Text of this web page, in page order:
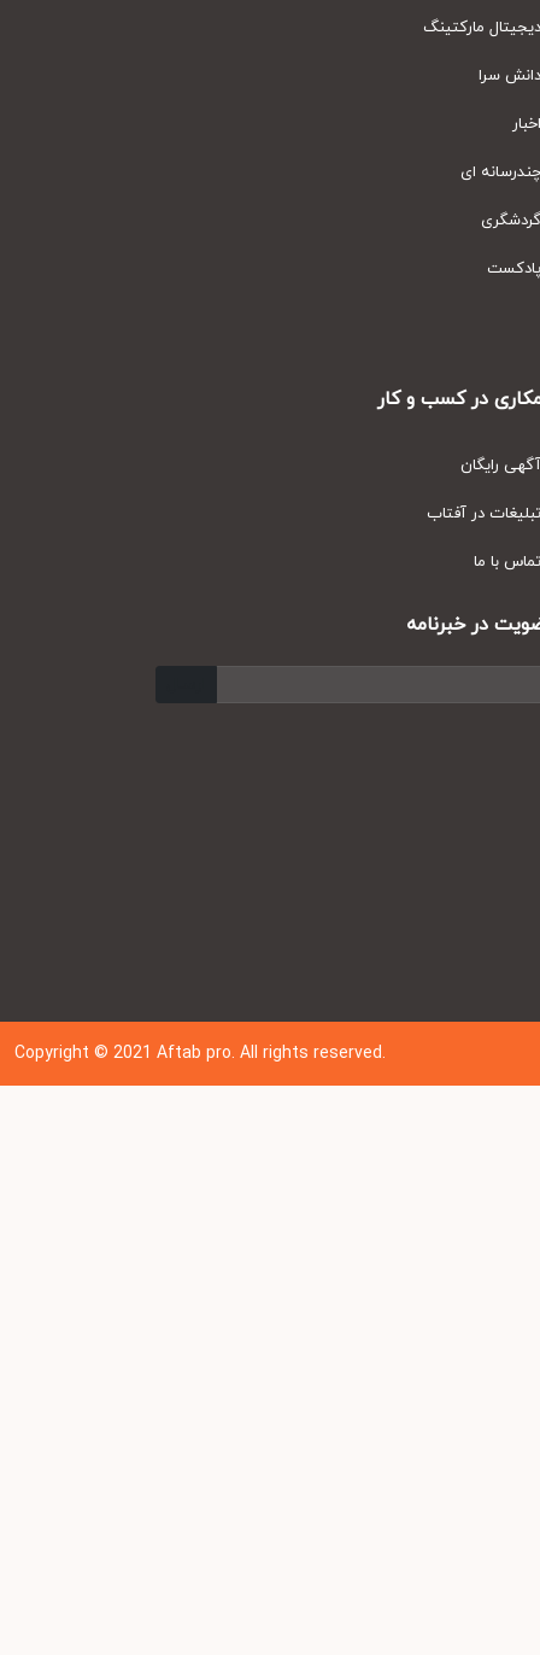
مارکتینگ
سرا
ای
در کسب و کار
رایگان
در آفتاب
با ما
در خبرنامه
Copyright © 202 1Aftab pro. All rights reserved.